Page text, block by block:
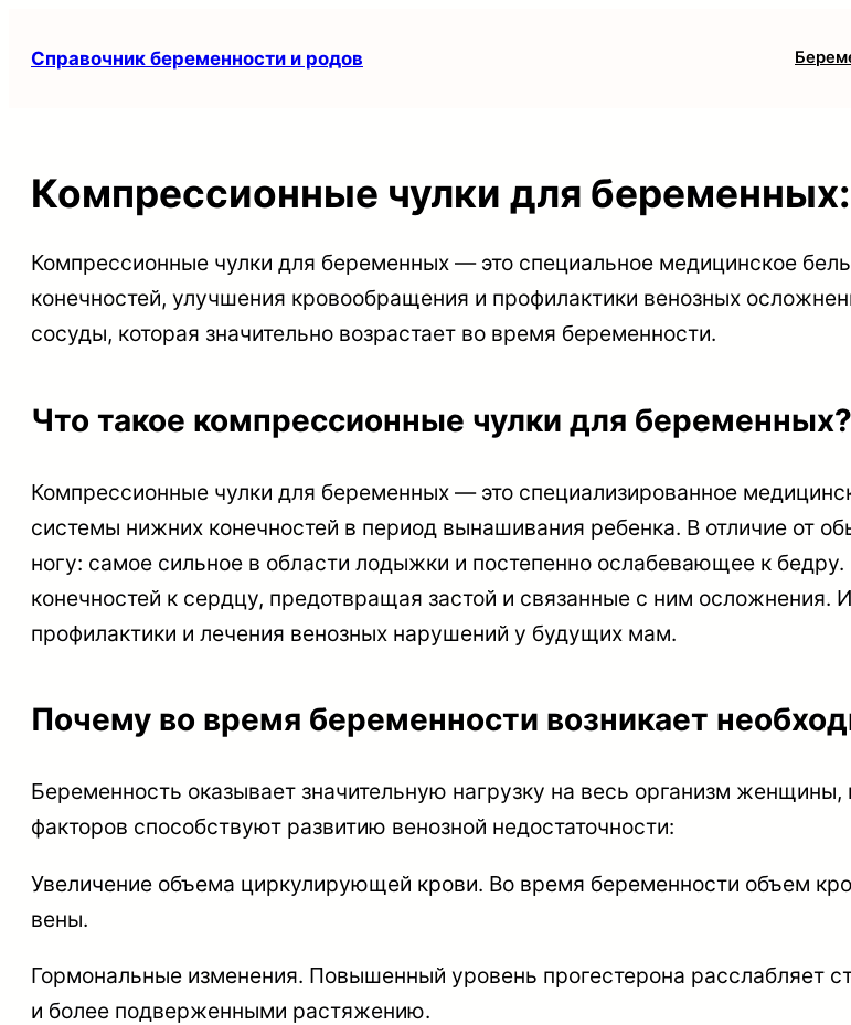
Справочник беременности и родов
Компрессионные чулки для
Компрессионные чулки для беременных — это специальное медицинское
конечностей, улучшения кровообращения и профилактики венозных
сосуды, которая значительно возрастает во время беременности.
Что такое компрессионные чулки для беременных?
Компрессионные чулки для беременных — это специализированное
системы нижних конечностей в период вынашивания ребенка. В отличие от
ногу: самое сильное в области лодыжки и постепенно ослабевающее к
конечностей к сердцу, предотвращая застой и связанные с ним осложнения.
профилактики и лечения венозных нарушений у будущих мам.
Почему во время беременности возникает
Беременность оказывает значительную нагрузку на весь организм
факторов способствуют развитию венозной недостаточности:
Увеличение объема циркулирующей крови. Во время беременности объем
вены.
Гормональные изменения. Повышенный уровень прогестерона расслабляет
и более подверженными растяжению.